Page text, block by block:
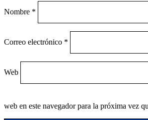
Nombre *
Correo electrónico *
Web
web en este navegador para la próxima vez